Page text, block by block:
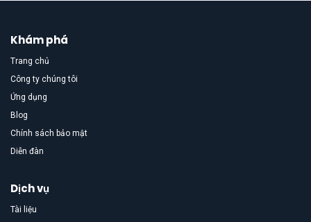
Khám phá
Trang chủ
Công ty chúng tôi
Ứng dụng
Blog
Chính sách bảo mật
Diễn đàn
Dịch vụ
Tài liệu